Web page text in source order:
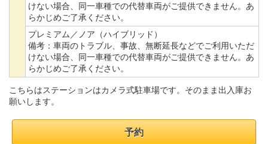
けない場合、同一車種での代替車両がご提供できません。あ
らかじめご了承ください。
プレミアム／ノア（ハイブリッド）
備考： 車両のトラブル、事故、無断延長などでご利用いただ
けない場合、同一車種での代替車両がご提供できません。あ
らかじめご了承ください。
こちらはステーションはカメラ式駐車場です。そのまま出入庫お
願いします。
予約